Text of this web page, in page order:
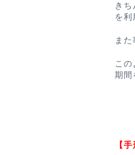
きち
を利
ま
こ
期間
【